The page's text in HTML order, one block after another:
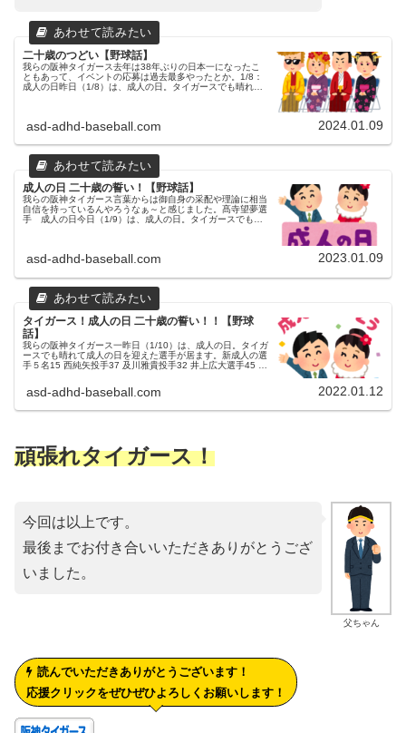
二十歳のつどい【野球話】
我らの阪神タイガース去年は38年ぶりの日本一になったこ
ともあって、イベントの応募は過去最多やったとか。1/8：
成人の日昨日（1/8）は、成人の日。タイガースでも晴れて
asd-adhd-baseball.com 2024.01.09
成人の日 二十歳の誓い！【野球話】
我らの阪神タイガース言葉からは御自身の采配や理論に相当
自信を持っているんやろうなぁ～と感じました。髙寺望夢選
手 成人の日今日（1/9）は、成人の日。タイガースでも晴
asd-adhd-baseball.com 2023.01.09
タイガース！成人の日 二十歳の誓い！！【野球
話】
我らの阪神タイガース一昨日（1/10）は、成人の日。タイガ
ースでも晴れて成人の日を迎えた選手が居ます。新成人の選
手５名15 西純矢投手37 及川雅貴投手32 井上広大選手45 遠
asd-adhd-baseball.com 2022.01.12
頑張れタイガース！
父ちゃん
今回は以上です。
最後までお付き合いいただきありがとうござ
いました。
読んでいただきありがとうございます！
応援クリックをぜひぜひよろしくお願いします！